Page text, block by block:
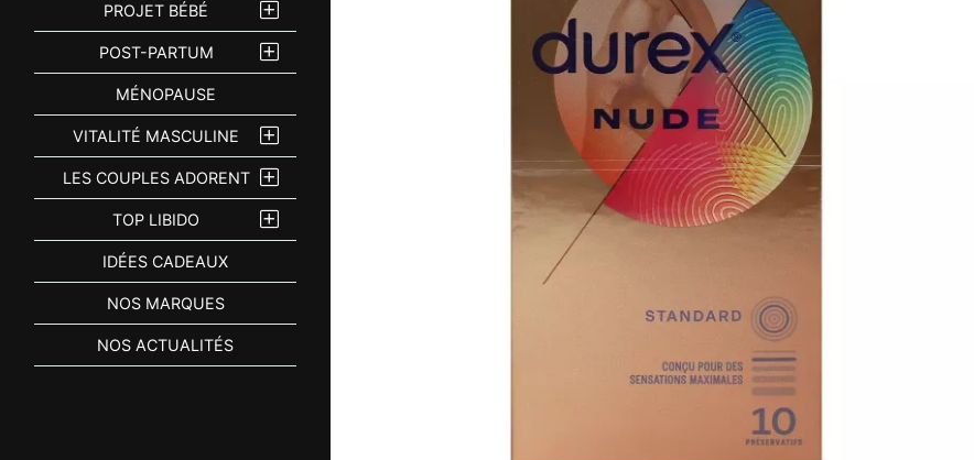
PROJET BÉBÉ
POST-PARTUM
MÉNOPAUSE
VITALITÉ MASCULINE
LES COUPLES ADORENT
TOP LIBIDO
IDÉES CADEAUX
NOS MARQUES
NOS ACTUALITÉS